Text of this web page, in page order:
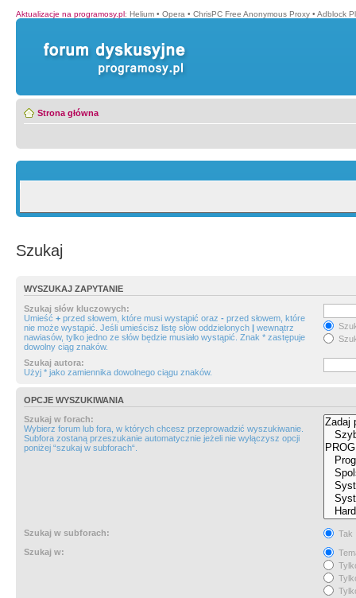
Aktualizacje na programosy.pl: Helium • Opera • ChrisPC Free Anonymous Proxy • Adblock
Strona główna
Szukaj
WYSZUKAJ ZAPYTANIE
Szukaj słów kluczowych:
Umieść + przed słowem, które musi wystąpić oraz - przed słowem, które
nie może wystąpić. Jeśli umieścisz listę słów oddzielonych | wewnątrz
nawiasów, tylko jedno ze słów będzie musiało wystąpić. Znak * zastępuje
dowolny ciąg znaków.
Szukaj autora:
Użyj * jako zamiennika dowolnego ciągu znaków.
OPCJE WYSZUKIWANIA
Szukaj w forach:
Wybierz forum lub fora, w których chcesz przeprowadzić wyszukiwanie.
Subfora zostaną przeszukanie automatycznie jeżeli nie wyłączysz opcji
poniżej “szukaj w subforach“.
Szukaj w subforach:
Tak
Szukaj w: